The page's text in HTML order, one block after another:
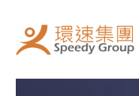
content